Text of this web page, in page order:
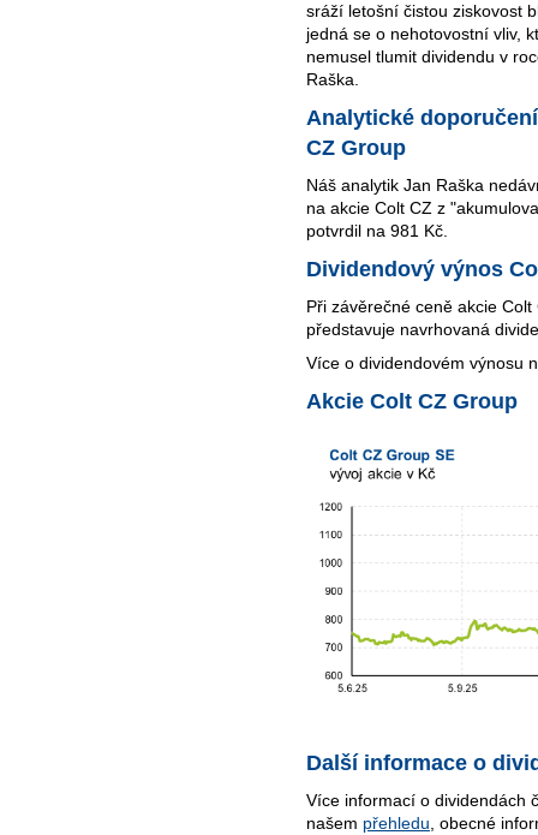
sráží letošní čistou ziskovost
jedná se o nehotovostní vliv,
nemusel tlumit dividendu v
Raška.
Analytické
CZ Group
Náš analytik Jan Raška
na akcie Colt CZ z
potvrdil na 981 Kč.
Dividendový výnos
Při závěrečné ceně akcie
představuje navrhovaná
Více o dividendovém výnosu
Akcie Colt CZ Group
Další informace o
Více informací o dividendách
našem přehledu , obecné